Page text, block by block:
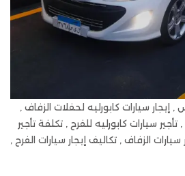
, إيجار سيارات كابورليه لحفلات الزفاف ,
سيارات كابورليه للفرح , تكلفة تأجير
الزفاف , تكاليف إيجار سيارات الفرح ,